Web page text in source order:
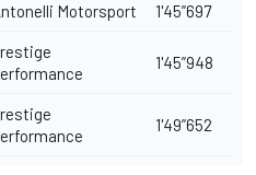
Motorsport 1'45”697
1'45”948
1'49”652